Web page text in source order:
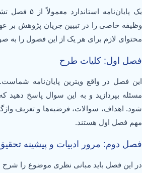
یک پایان‌نامه
وظیفه خاصی را در تبیین جریان پژوهش بر
محتوای لازم برای هر یک از این فصول را
فصل اول: کلیات طرح
این فصل در واقع ویترین پایان‌نامه
مسئله بپردازید و به این سوال پاسخ دهید
شود. اهداف، سوالات، فرضیه‌ها و تعریف
مهم فصل اول هستند.
فصل دوم: مرور ادبیات و پیشینه
در این فصل باید مبانی نظری موضوع را